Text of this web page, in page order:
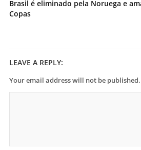
Brasil é eliminado pela Noruega e
Copas
LEAVE A REPLY:
Your email address will not be published.